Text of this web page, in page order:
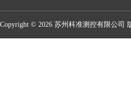
Copyright © 2026 苏州科准测控有限公司